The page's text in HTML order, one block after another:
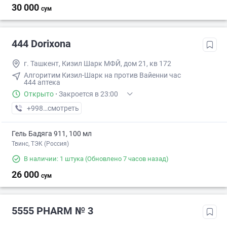
30 000 сум
444 Dorixona
г. Ташкент, Кизил Шарк МФЙ, дом 21, кв 172
Алгоритим Кизил-Шарк на против Вайенни час
444 аптека
Открыто · Закроется в 23:00
+998 (97) XXX-XX-XX
смотреть
Гель Бадяга 911, 100 мл
Твинс, ТЭК (Россия)
В наличии: 1 штука (Обновлено 7 часов назад)
26 000 сум
5555 PHARM № 3